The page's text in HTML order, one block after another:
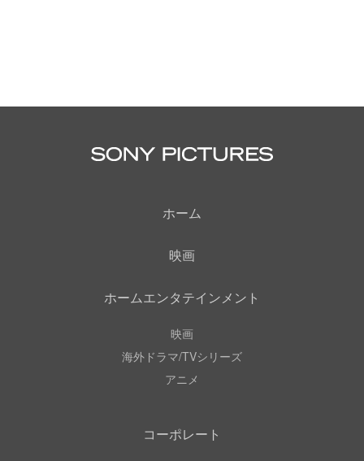
ホーム
映画
ホームエンタテインメント
映画
海外ドラマ/TVシリーズ
アニメ
コーポレート